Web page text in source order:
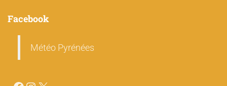
Facebook
Météo Pyrénées